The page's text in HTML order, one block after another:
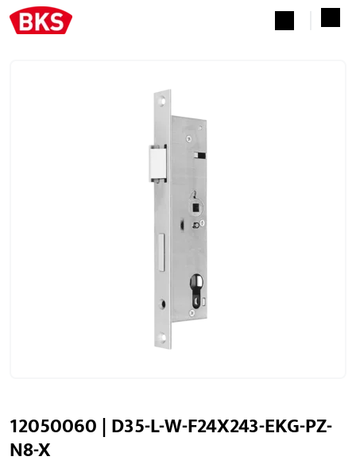
12050060 | D35-L-W-F24X243-EKG-PZ-
N8-X